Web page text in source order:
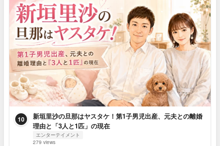
10
新垣里沙の旦那はヤスタケ！第1子男児出産、元夫との離婚
理由と「3人と1匹」の現在
エンターテイメント
279 views